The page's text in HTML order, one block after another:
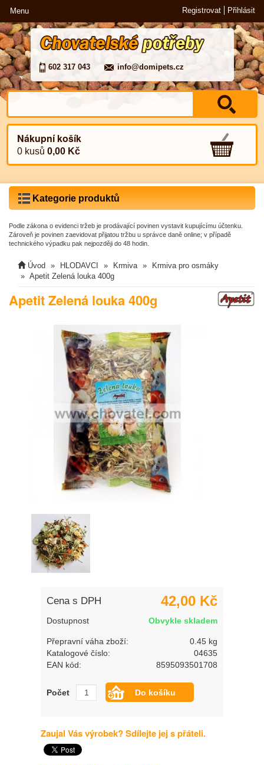
Menu Registrovat Přihlásit
602 317 043 info@domipets.cz
Nákupní košík
0 kusů0,00 Kč
Kategorie produktů
Podle zákona o evidenci tržeb je prodávající povinen vystavit kupujícímu účtenku.
Zároveň je povinen zaevidovat přijatou tržbu u správce daně online; v případě
technického výpadku pak nejpozději do 48 hodin.
Úvod HLODAVCI Krmiva
Krmiva pro osmáky
Apetit Zelená louka 400g
Apetit Zelená louka 400g
Cena s DPH 42,00 Kč
Dostupnost Obvykle skladem
Přepravní váha zboží:
0.45 kg
Katalogové číslo:
04635
EAN kód:
8595093501708
Počet
Zaujal Vás výrobek? Sdílejte jej s přáteli.